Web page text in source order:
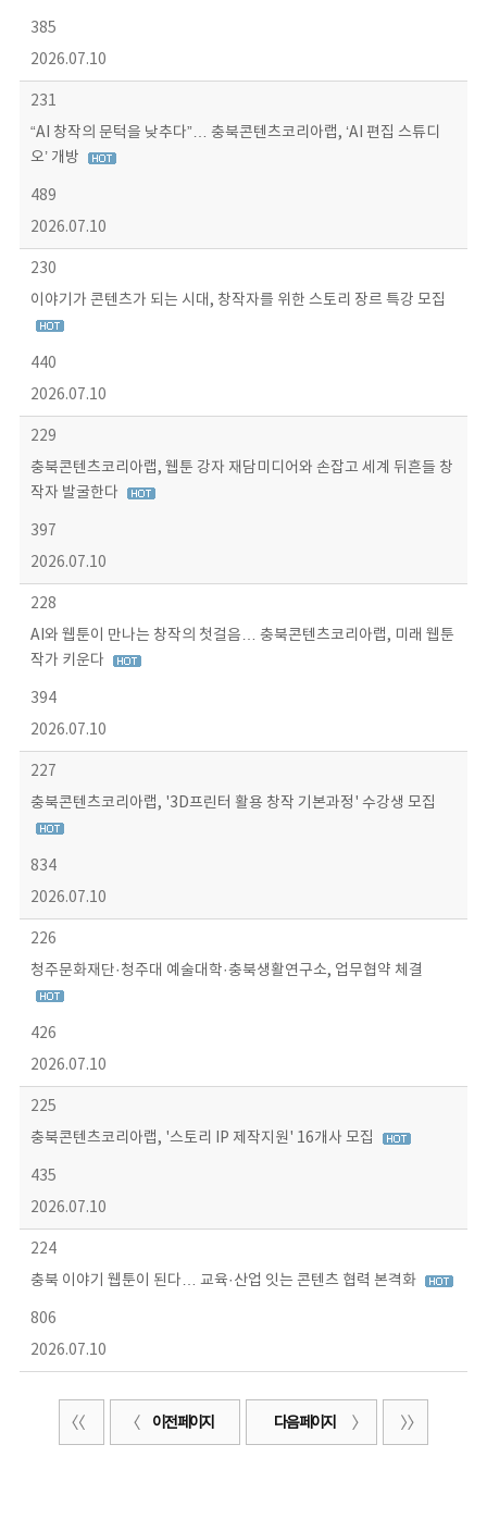
385
2026.07.10
231
“AI 창작의 문턱을 낮추다”… 충북콘텐츠코리아랩, ‘AI 편집 스튜디
오’ 개방
489
2026.07.10
230
이야기가 콘텐츠가 되는 시대, 창작자를 위한 스토리 장르 특강 모집
440
2026.07.10
229
충북콘텐츠코리아랩, 웹툰 강자 재담미디어와 손잡고 세계 뒤흔들 창
작자 발굴한다
397
2026.07.10
228
AI와 웹툰이 만나는 창작의 첫걸음… 충북콘텐츠코리아랩, 미래 웹툰
작가 키운다
394
2026.07.10
227
충북콘텐츠코리아랩, '3D프린터 활용 창작 기본과정' 수강생 모집
834
2026.07.10
226
청주문화재단·청주대 예술대학·충북생활연구소, 업무협약 체결
426
2026.07.10
225
충북콘텐츠코리아랩, '스토리 IP 제작지원' 16개사 모집
435
2026.07.10
224
충북 이야기 웹툰이 된다… 교육·산업 잇는 콘텐츠 협력 본격화
806
2026.07.10
이전 페이지 다음 페이지